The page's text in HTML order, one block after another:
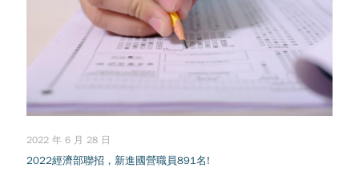
2022 年 6 月 28 日
2022經濟部聯招，新進國營職員891名!